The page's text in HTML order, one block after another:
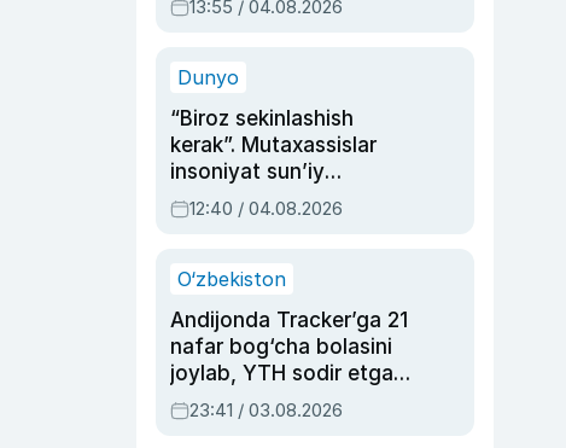
Ahmedovaning
13:55 / 04.08.2026
Dunyo
“Biroz sekinlashish
kerak”. Mutaxassislar
insoniyat sun’iy
intellektni boshqara
olmay qolishidan xavotir
12:40 / 04.08.2026
O‘zbekiston
Andijonda Tracker’ga 21
nafar bog‘cha bolasini
joylab, YTH sodir etgan
ayolga sud hukmi o‘qildi
23:41 / 03.08.2026